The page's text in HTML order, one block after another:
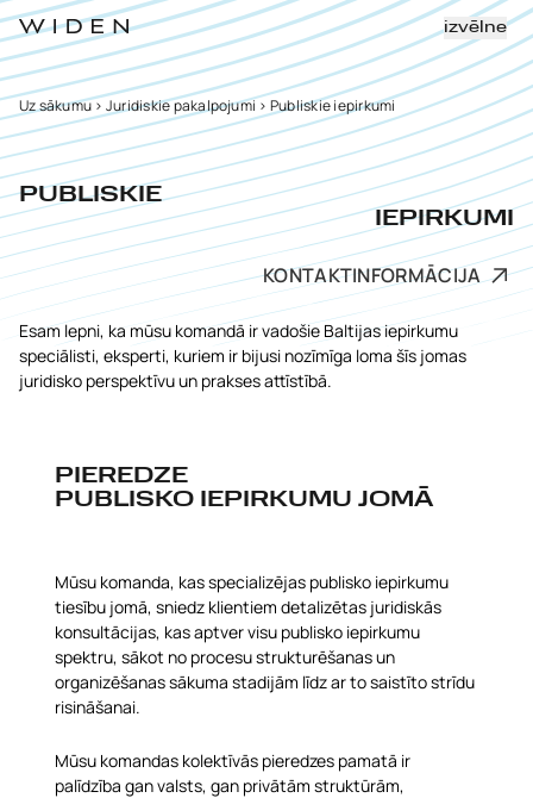
izvēlne
Uz sākumu> Juridiskie pakalpojumi > Publiskie iepirkumi
PUBLISKIE
IEPIRKUMI
KONTAKTINFORMĀCIJA
Esam lepni, ka mūsu komandā ir vadošie Baltijas iepirkumu
speciālisti, eksperti, kuriem ir bijusi nozīmīga loma šīs jomas
juridisko perspektīvu un prakses attīstībā.
PIEREDZE
PUBLISKO IEPIRKUMU JOMĀ
Mūsu komanda, kas specializējas publisko iepirkumu
tiesību jomā, sniedz klientiem detalizētas juridiskās
konsultācijas, kas aptver visu publisko iepirkumu
spektru, sākot no procesu strukturēšanas un
organizēšanas sākuma stadijām līdz ar to saistīto strīdu
risināšanai.
Mūsu komandas kolektīvās pieredzes pamatā ir
palīdzība gan valsts, gan privātām struktūrām,